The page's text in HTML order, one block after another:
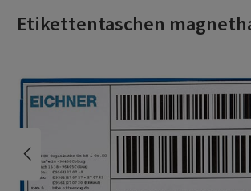
Etikettentaschen